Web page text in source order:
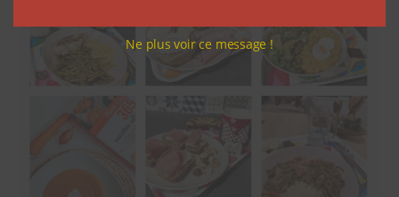
Ne plus voir ce message !